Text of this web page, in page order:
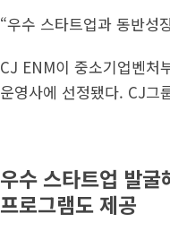
“우수 스타트업과 동반성
CJ ENM이 중소기업벤처
운영사에 선정됐다. CJ그
우수 스타트업 발
프로그램도 제공